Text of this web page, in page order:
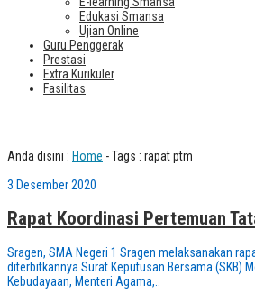
Edukasi Smansa
Ujian Online
Guru Penggerak
Prestasi
Extra Kurikuler
Fasilitas
Anda disini : Home -Tags : rapat ptm
3 Desember 2020
Rapat Koordinasi Pertemuan
Sragen, SMA Negeri 1 Sragen melaksanakan
diterbitkannya Surat Keputusan Bersama (SKB)
Kebudayaan, Menteri Agama,..